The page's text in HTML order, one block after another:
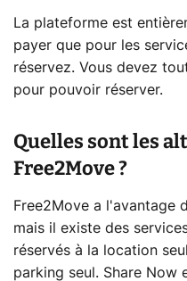
La plateforme est
payer que pour les
réservez. Vous devez
pour pouvoir réserver.
Quelles sont les
Free2Move ?
Free2Move a l'avantage
mais il existe des
réservés à la location
parking seul. Share Now